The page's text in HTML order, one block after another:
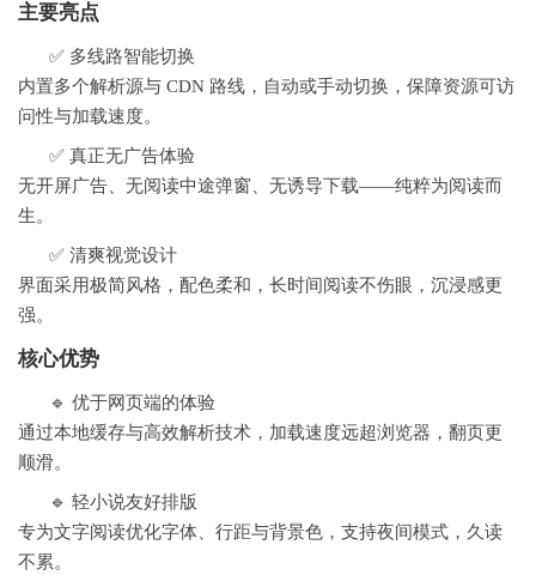
主要亮点
✅ 多线路智能切换
内置多个解析源与 CDN 路线，自动或手动切换，保障资源可访
问性与加载速度。
✅ 真正无广告体验
无开屏广告、无阅读中途弹窗、无诱导下载——纯粹为阅读而
生。
✅ 清爽视觉设计
界面采用极简风格，配色柔和，长时间阅读不伤眼，沉浸感更
强。
核心优势
🔹 优于网页端的体验
通过本地缓存与高效解析技术，加载速度远超浏览器，翻页更
顺滑。
🔹 轻小说友好排版
专为文字阅读优化字体、行距与背景色，支持夜间模式，久读
不累。